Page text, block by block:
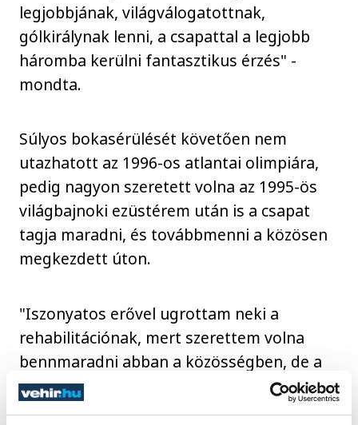
legjobbjának, világválogatottnak,
gólkirálynak lenni, a csapattal a legjobb
háromba kerülni fantasztikus érzés" -
mondta.
Súlyos bokasérülését követően nem
utazhatott az 1996-os atlantai olimpiára,
pedig nagyon szeretett volna az 1995-ös
világbajnoki ezüstérem után is a csapat
tagja maradni, és továbbmenni a közösen
megkezdett úton.
"Iszonyatos erővel ugrottam neki a
rehabilitációnak, mert szerettem volna
bennmaradni abban a közösségben, de a
sérülésem okot adott arra, hogy kikerüljek
a keretből, és lehetőséget sem kaptam,